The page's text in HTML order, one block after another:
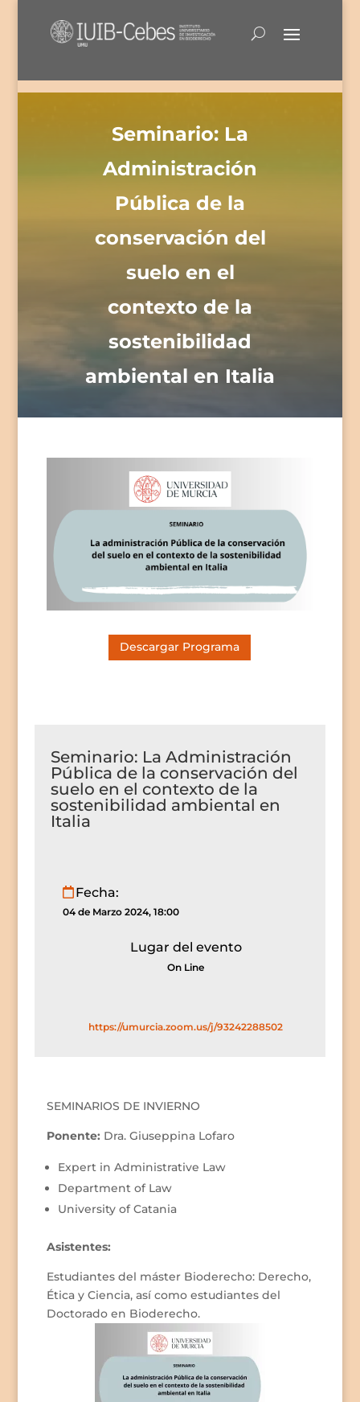
Seminario: La
Administración
Pública de la
conservación del
suelo en el
contexto de la
sostenibilidad
ambiental en Italia
Descargar Programa
Seminario: La Administración
Pública de la conservación del
suelo en el contexto de la
sostenibilidad ambiental en
Italia
Fecha:
04 de Marzo 2024, 18:00
Lugar del evento
On Line
https://umurcia.zoom.us/j/93242288502
SEMINARIOS DE INVIERNO
Ponente: Dra. Giuseppina Lofaro
Expert in Administrative Law
Department of Law
University of Catania
Asistentes:
Estudiantes del máster Bioderecho: Derecho,
Ética y Ciencia, así como estudiantes del
Doctorado en Bioderecho.